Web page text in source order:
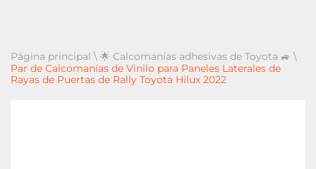
Página principal \ 🌟 Calcomanías adhesivas de Toyota 🚙 \
Par de Calcomanías de Vinilo para Paneles Laterales de
Rayas de Puertas de Rally Toyota Hilux 2022